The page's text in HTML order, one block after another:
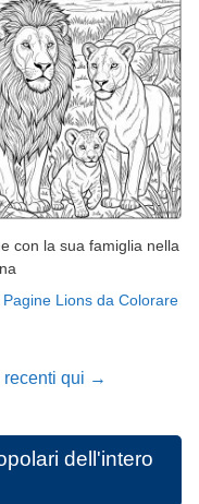
con la sua famiglia nella
Pagine Lions da Colorare
recenti qui →
dell'intero